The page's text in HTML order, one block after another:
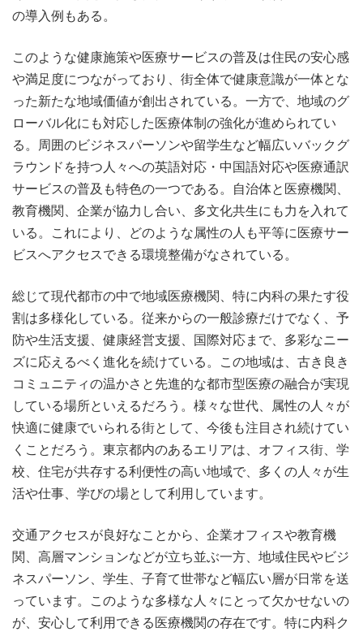
の導入例もある。
このような健康施策や医療サービスの普及は住民の安心感
や満足度につながっており、街全体で健康意識が一体とな
った新たな地域価値が創出されている。一方で、地域のグ
ローバル化にも対応した医療体制の強化が進められてい
る。周囲のビジネスパーソンや留学生など幅広いバックグ
ラウンドを持つ人々への英語対応・中国語対応や医療通訳
サービスの普及も特色の一つである。自治体と医療機関、
教育機関、企業が協力し合い、多文化共生にも力を入れて
いる。これにより、どのような属性の人も平等に医療サー
ビスへアクセスできる環境整備がなされている。
総じて現代都市の中で地域医療機関、特に内科の果たす役
割は多様化している。従来からの一般診療だけでなく、予
防や生活支援、健康経営支援、国際対応まで、多彩なニー
ズに応えるべく進化を続けている。この地域は、古き良き
コミュニティの温かさと先進的な都市型医療の融合が実現
している場所といえるだろう。様々な世代、属性の人々が
快適に健康でいられる街として、今後も注目され続けてい
くことだろう。東京都内のあるエリアは、オフィス街、学
校、住宅が共存する利便性の高い地域で、多くの人々が生
活や仕事、学びの場として利用しています。
交通アクセスが良好なことから、企業オフィスや教育機
関、高層マンションなどが立ち並ぶ一方、地域住民やビジ
ネスパーソン、学生、子育て世帯など幅広い層が日常を送
っています。このような多様な人々にとって欠かせないの
が、安心して利用できる医療機関の存在です。特に内科ク